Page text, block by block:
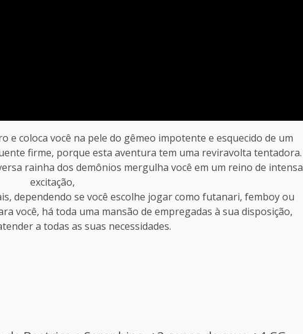
e coloca você na pele do gêmeo impotente e esquecido de um
firme, porque esta aventura tem uma reviravolta tentadora.
rainha dos demônios mergulha você em um reino de intensa
excitação,
dependendo se você escolhe jogar como futanari, femboy ou
você, há toda uma mansão de empregadas à sua disposição,
a todas as suas necessidades.